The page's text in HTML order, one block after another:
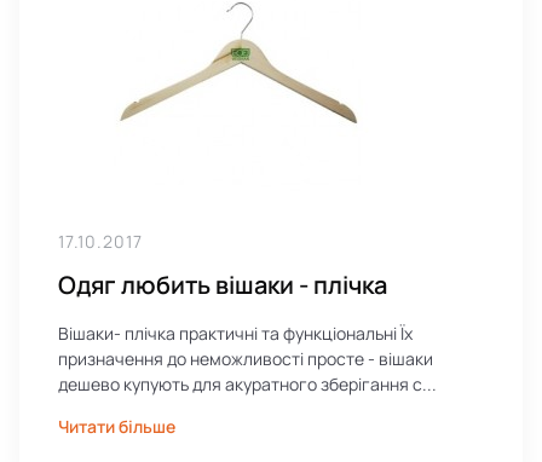
17.10.2017
Одяг любить вішаки - плічка
Вішаки- плічка практичні та функціональні Їх
призначення до неможливості просте - вішаки
дешево купують для акуратного зберігання с...
Читати більше